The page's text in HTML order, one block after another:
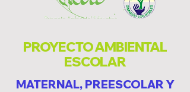
PROYECTO AMBIENTAL
ESCOLAR
MATERNAL, PREESCOLAR Y